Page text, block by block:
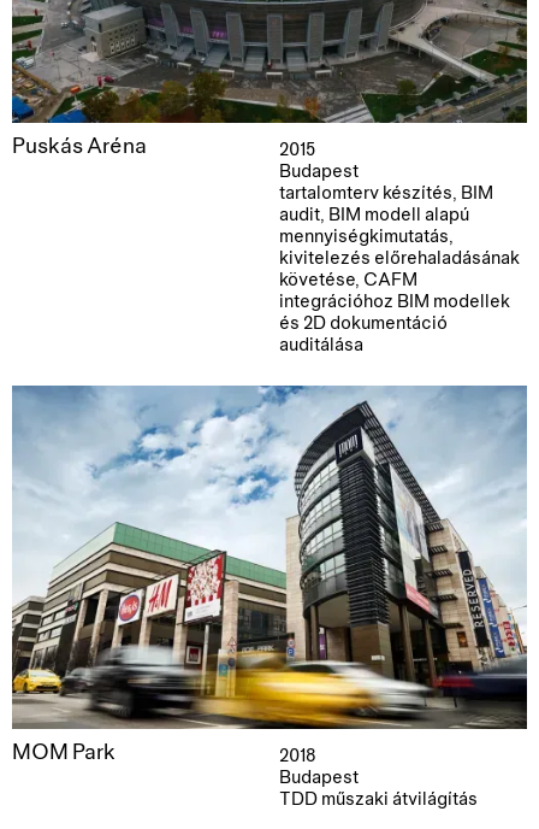
Puskás Aréna
2015
Budapest
tartalomterv készítés, BIM
audit, BIM modell alapú
mennyiségkimutatás,
kivitelezés előrehaladásának
követése, CAFM
integrációhoz BIM modellek
és 2D dokumentáció
auditálása
MOM Park
2018
Budapest
TDD műszaki átvilágítás